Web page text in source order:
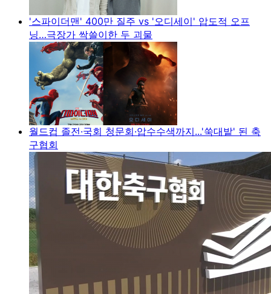
'스파이더맨' 400만 질주 vs '오디세이' 압도적 오프
닝…극장가 싹쓸이한 두 괴물
월드컵 졸전·국회 청문회·압수수색까지...'쑥대밭' 된 축
구협회